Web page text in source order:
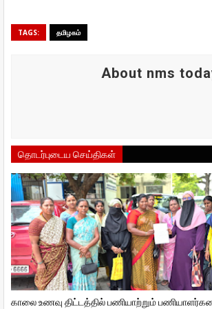
TAGS: தமிழகம்
About nms
தொடர்புடைய செய்திகள்
காலை உணவு திட்டத்தில் பணியாற்றும்